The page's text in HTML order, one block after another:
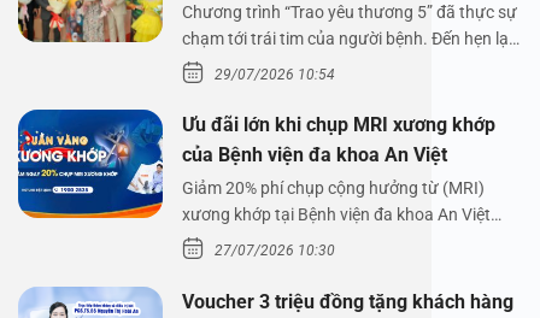
Chương trình “Trao yêu thương 5” đã thực sự
chạm tới trái tim của người bệnh. Đến hẹn lại
lên,…29/07/2026 10:54
Ưu đãi lớn khi chụp MRI xương khớp
của Bệnh viện đa khoa An Việt
Giảm 20% phí chụp cộng hưởng từ (MRI)
xương khớp tại Bệnh viện đa khoa An Việt
Bệnh viện đa…
27/07/2026 10:30
Voucher 3 triệu đồng tặng khách hàng